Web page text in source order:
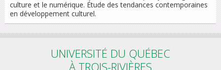
culture et le numérique. Étude des tendances contemporaines
en développement culturel.
UNIVERSITÉ DU QUÉBEC
À TROIS-RIVIÈRES